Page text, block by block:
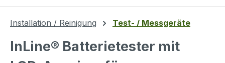
Installation / Reinigung Test- / Messgeräte
InLine® Batterietester mit